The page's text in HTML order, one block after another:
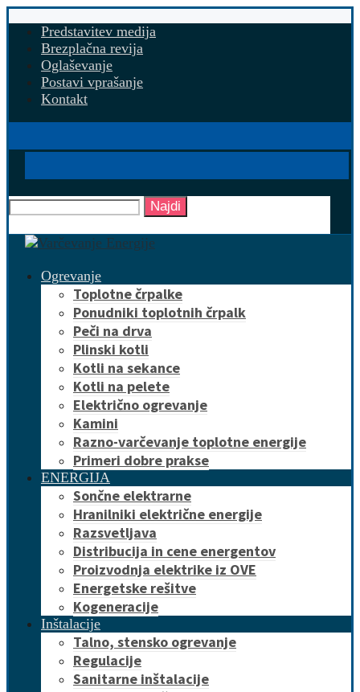
Predstavitev medija
Brezplačna revija
Oglaševanje
Postavi vprašanje
Kontakt
Najdi
Ogrevanje
Toplotne črpalke
Ponudniki toplotnih črpalk
Peči na drva
Plinski kotli
Kotli na sekance
Kotli na pelete
Električno ogrevanje
Kamini
Razno-varčevanje toplotne energije
Primeri dobre prakse
ENERGIJA
Sončne elektrarne
Hranilniki električne energije
Razsvetljava
Distribucija in cene energentov
Proizvodnja elektrike iz OVE
Energetske rešitve
Kogeneracije
Inštalacije
Talno, stensko ogrevanje
Regulacije
Sanitarne inštalacije